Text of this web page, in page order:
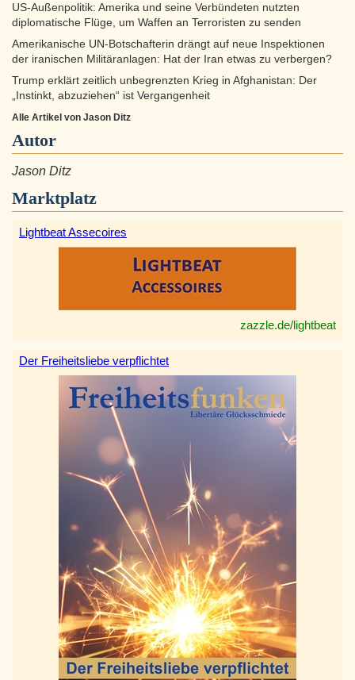
US-Außenpolitik: Amerika und seine Verbündeten nutzten
diplomatische Flüge, um Waffen an Terroristen zu senden
Amerikanische UN-Botschafterin drängt auf neue Inspektionen
der iranischen Militäranlagen: Hat der Iran etwas zu verbergen?
Trump erklärt zeitlich unbegrenzten Krieg in Afghanistan: Der
„Instinkt, abzuziehen“ ist Vergangenheit
Alle Artikel von Jason Ditz
Autor
Jason Ditz
Marktplatz
Lightbeat Assecoires
zazzle.de/lightbeat
Der Freiheitsliebe verpflichtet